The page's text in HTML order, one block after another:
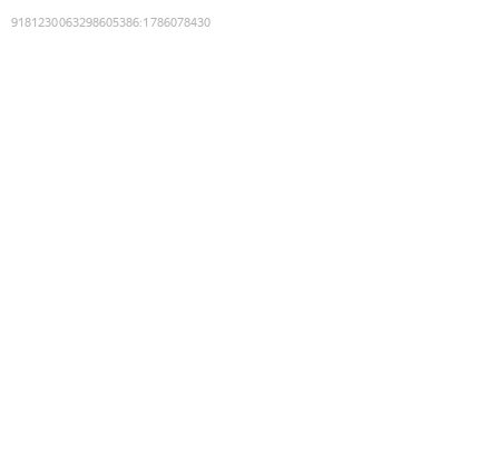
9181230063298605386:1786078430